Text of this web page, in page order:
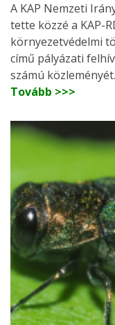
A KAP Nemzeti
tette közzé a KAP-
környezetvédelmi
című pályázati
számú közleményét.
Tovább >>>